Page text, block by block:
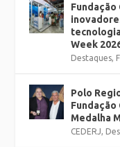
Week
Destaques,
Polo
Medalha
CEDERJ,